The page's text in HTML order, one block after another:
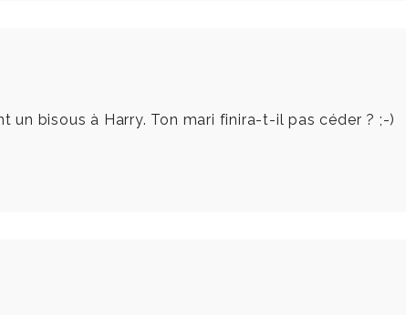
un bisous à Harry. Ton mari finira-t-il pas céder ? ;-)